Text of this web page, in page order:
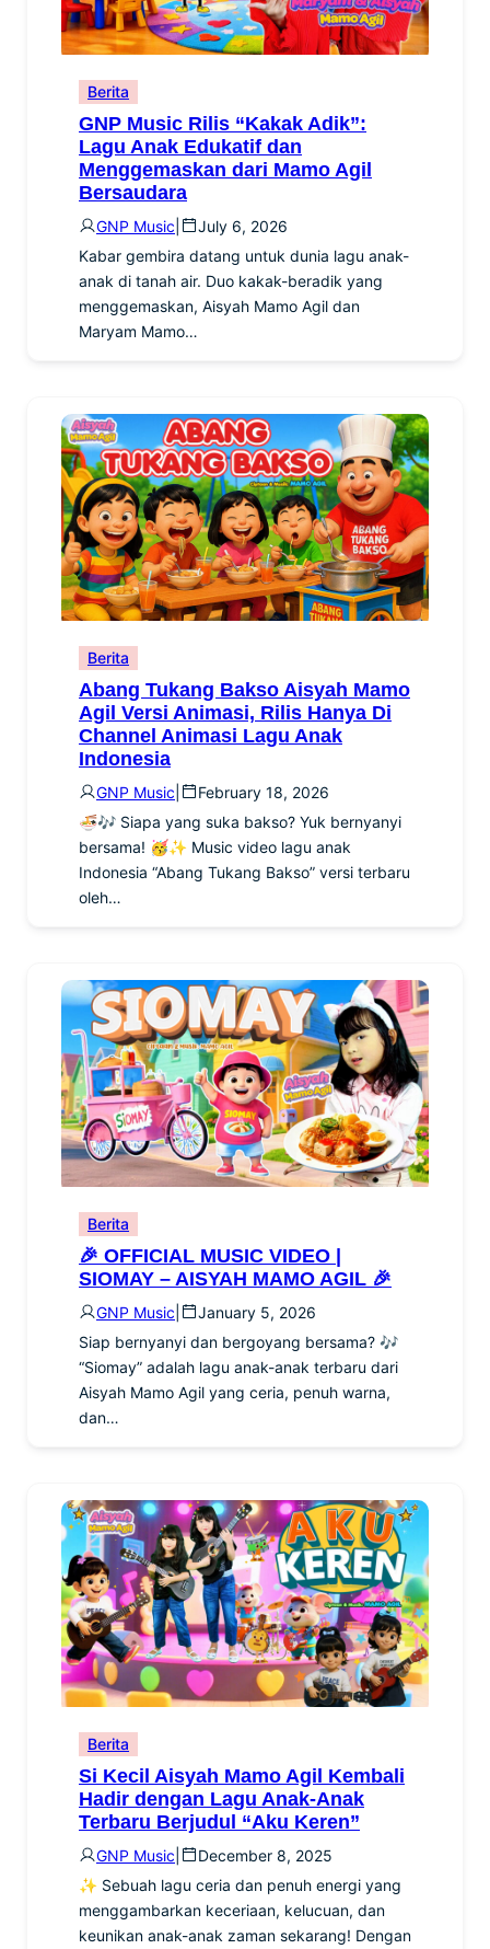
Berita
GNP Music Rilis “Kakak Adik”:
Lagu Anak Edukatif dan
Menggemaskan dari Mamo Agil
Bersaudara
GNP Music
July 6, 2026
Kabar gembira datang untuk dunia lagu anak-
anak di tanah air. Duo kakak-beradik yang
menggemaskan, Aisyah Mamo Agil dan
Maryam Mamo…
Berita
Abang Tukang Bakso Aisyah Mamo
Agil Versi Animasi, Rilis Hanya Di
Channel Animasi Lagu Anak
Indonesia
GNP Music
February 18, 2026
🍜🎶 Siapa yang suka bakso? Yuk bernyanyi
bersama! 🥳✨ Music video lagu anak
Indonesia “Abang Tukang Bakso” versi terbaru
oleh…
Berita
🎉 OFFICIAL MUSIC VIDEO |
SIOMAY – AISYAH MAMO AGIL 🎉
GNP Music
January 5, 2026
Siap bernyanyi dan bergoyang bersama? 🎶
“Siomay” adalah lagu anak-anak terbaru dari
Aisyah Mamo Agil yang ceria, penuh warna,
dan…
Berita
Si Kecil Aisyah Mamo Agil Kembali
Hadir dengan Lagu Anak-Anak
Terbaru Berjudul “Aku Keren”
GNP Music
December 8, 2025
✨ Sebuah lagu ceria dan penuh energi yang
menggambarkan keceriaan, kelucuan, dan
keunikan anak-anak zaman sekarang! Dengan